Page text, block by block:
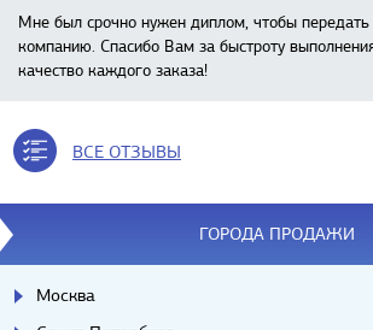
Мне был срочно нужен диплом, чтобы передать
компанию. Спасибо Вам за быстроту
качество каждого заказа!
ВСЕ ОТЗЫВЫ
ГОРОДА ПРОДАЖИ
Москва